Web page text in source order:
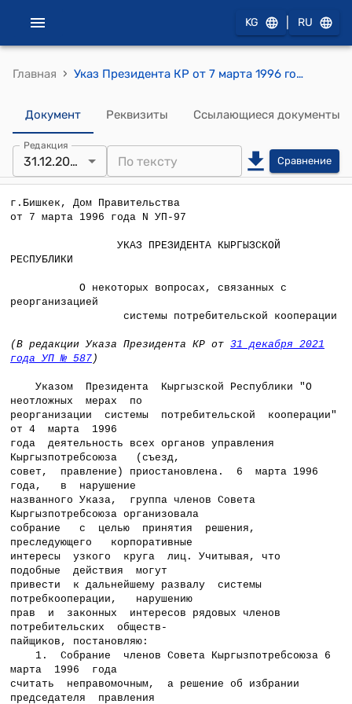
KG RU
Главная › Указ Президента КР от 7 марта 1996 года УП №97 "О некоторых вопросах, связанных с реорганизацией системы потребительской кооперации"
Документ Реквизиты Ссылающиеся документы
Редакция
31.12.2021 Сравнение